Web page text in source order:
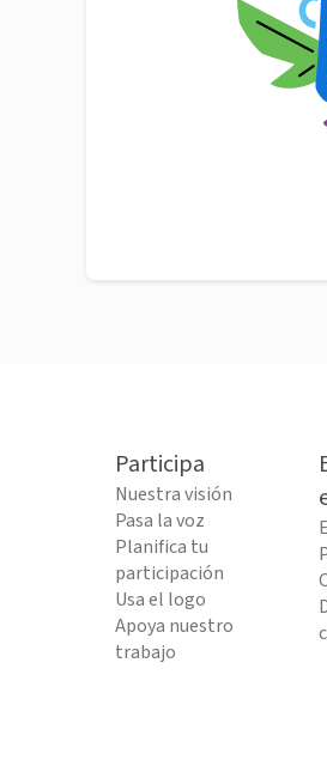
Participa
Nuestra visión
Pasa la voz
Planifica tu
participación
Usa el logo
Apoya nuestro
trabajo